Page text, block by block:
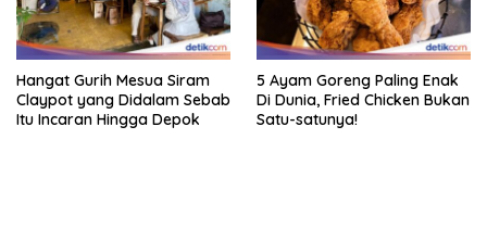
Hangat Gurih Mesua Siram
Claypot yang Didalam Sebab
Itu Incaran Hingga Depok
5 Ayam Goreng Paling Enak
Di Dunia, Fried Chicken Bukan
Satu-satunya!